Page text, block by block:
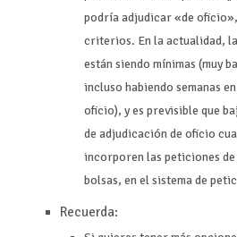
podría adjudicar «de
criterios. En la actualidad,
están siendo mínimas (muy
incluso habiendo semanas
oficio), y es previsible que
de adjudicación de oficio
incorporen las peticiones
bolsas, en el sistema de
Recuerda: